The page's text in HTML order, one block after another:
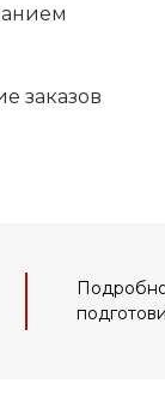
заказов
Подробно